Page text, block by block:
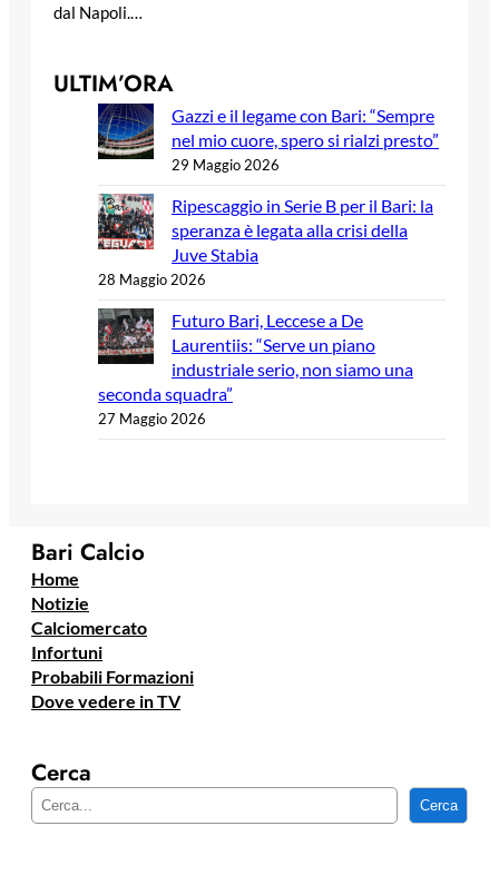
dal Napoli.…
ULTIM’ORA
Gazzi e il legame con Bari: “Sempre
nel mio cuore, spero si rialzi presto”
29 Maggio 2026
Ripescaggio in Serie B per il Bari: la
speranza è legata alla crisi della
Juve Stabia
28 Maggio 2026
Futuro Bari, Leccese a De
Laurentiis: “Serve un piano
industriale serio, non siamo una
seconda squadra”
27 Maggio 2026
Bari Calcio
Home
Notizie
Calciomercato
Infortuni
Probabili Formazioni
Dove vedere in TV
Cerca
e
Cerca